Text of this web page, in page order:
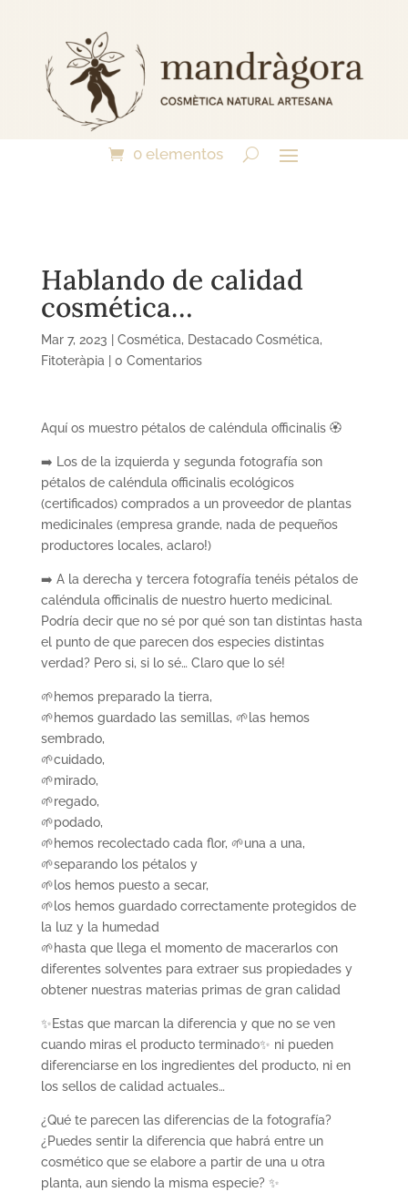
0 elementos
Hablando de calidad
cosmética…
Mar 7, 2023 Cosmética, Destacado Cosmética,
Fitoteràpia
0 Comentarios
Aquí os muestro pétalos de caléndula officinalis 🏵️
➡️ Los de la izquierda y segunda fotografía son
pétalos de caléndula officinalis ecológicos
(certificados) comprados a un proveedor de plantas
medicinales (empresa grande, nada de pequeños
productores locales, aclaro!)
➡️ A la derecha y tercera fotografía tenéis pétalos de
caléndula officinalis de nuestro huerto medicinal.
Podría decir que no sé por qué son tan distintas hasta
el punto de que parecen dos especies distintas
verdad? Pero si, si lo sé… Claro que lo sé!
🌱hemos preparado la tierra,
🌱hemos guardado las semillas, 🌱las hemos
sembrado,
🌱cuidado,
🌱mirado,
🌱regado,
🌱podado,
🌱hemos recolectado cada flor, 🌱una a una,
🌱separando los pétalos y
🌱los hemos puesto a secar,
🌱los hemos guardado correctamente protegidos de
la luz y la humedad
🌱hasta que llega el momento de macerarlos con
diferentes solventes para extraer sus propiedades y
obtener nuestras materias primas de gran calidad
✨Estas que marcan la diferencia y que no se ven
cuando miras el producto terminado✨ ni pueden
diferenciarse en los ingredientes del producto, ni en
los sellos de calidad actuales…
¿Qué te parecen las diferencias de la fotografía?
¿Puedes sentir la diferencia que habrá entre un
cosmético que se elabore a partir de una u otra
planta, aun siendo la misma especie? ✨